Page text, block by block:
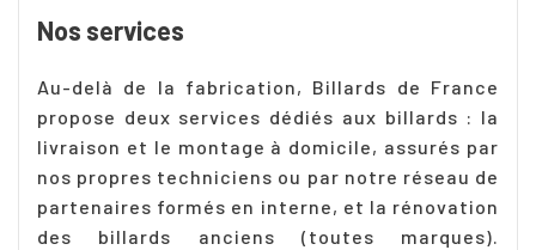
Nos services
Au-delà de la fabrication, Billards de France
propose deux services dédiés aux billards : la
livraison et le montage à domicile, assurés par
nos propres techniciens ou par notre réseau de
partenaires formés en interne, et la rénovation
des billards anciens (toutes marques).